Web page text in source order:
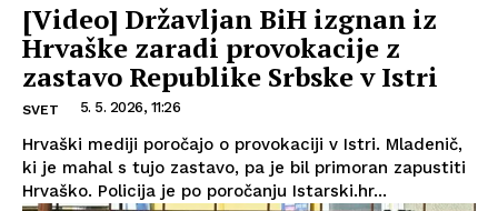
[Video] Državljan BiH izgnan iz
Hrvaške zaradi provokacije z
zastavo Republike Srbske v Istri
SVET 5. 5. 2026, 11:26
Hrvaški mediji poročajo o provokaciji v Istri. Mladenič,
ki je mahal s tujo zastavo, pa je bil primoran zapustiti
Hrvaško. Policija je po poročanju Istarski.hr...